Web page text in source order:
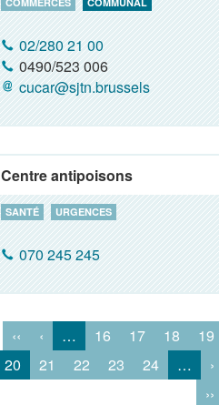
02/280 21 00
0490/523 006
cucar@sjtn.brussels
Centre antipoisons
SANTÉ URGENCES
070 245 245
‹‹ ‹ … 16 17 18
19
20
21 22 23 24 …
›
››